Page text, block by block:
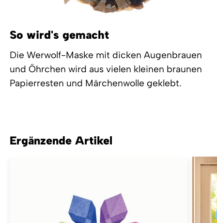
So wird's gemacht
Die Werwolf-Maske mit dicken Augenbrauen
und Öhrchen wird aus vielen kleinen braunen
Papierresten und Märchenwolle geklebt.
Ergänzende Artikel